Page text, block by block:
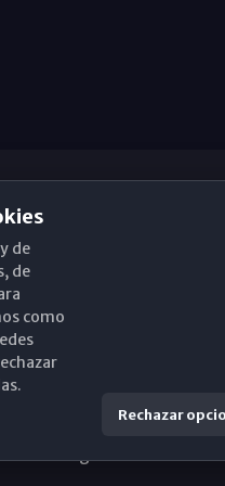
20. 29015 Málaga
de
de
como
Rechazar